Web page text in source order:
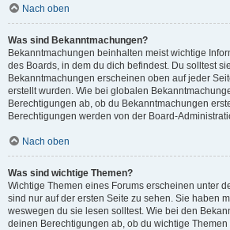
Nach oben
Was sind Bekanntmachungen?
Bekanntmachungen beinhalten meist wichtige
des Boards, in dem du dich befindest. Du solltest
Bekanntmachungen erscheinen oben auf jeder
erstellt wurden. Wie bei globalen
Berechtigungen ab, ob du Bekanntmachungen
Berechtigungen werden von der Board-
Nach oben
Was sind wichtige Themen?
Wichtige Themen eines Forums erscheinen unter
sind nur auf der ersten Seite zu sehen. Sie haben
weswegen du sie lesen solltest. Wie bei den
deinen Berechtigungen ab, ob du wichtige